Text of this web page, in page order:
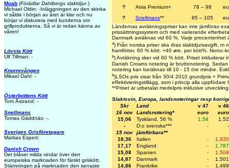
Moab (Förädlar Dahlbergs slaktdjur.)
Michael Oldin: -Inläggningen av den skinka
vi sålde i början av året är klar och nu
börjar vi diskutera med kunderna om
grillprodukterna. Så vi är redan känna av
våren!
Lövsta Kött
Ulf Tillman: -
Knorrevången
Mikael Dahl: -
Österbottens Kött
Tom Åstrand: -
Snellmans
Tomas Gäddnäs: -.
Sveriges Grisföretagare
Mattias Espert:
Danish Crown
Det blåser milda vindar över den
europeiska marknaden för färskt griskött.
Stämningen på marknaden den senaste
? Atria Premium+ 78 – 98
?
Snellmans** 85 – 105
Ländernas avräkningspriser kan inte jämföras
prissättningssystem och med varierande
Danmark avräknas vid 60 %. Varje procentenhet
a) Från norska priser ska dras slaktdjursavgift, m
framfötter. 60 % kött. +40 øre. per kött%. Noroc-
b) Avräkning sker vid 60 % kött. Priset inkluderar
Danish Crowns notering är bruttonotering.
notering kan beräknas till 10 - 15 öre mindre.
b)LSOs pris visar från 30/4 2010 grundpris +
effektivieringstillägg, som i princip alla uppfödare
**Priset är utbetalat medelpris inklusive
Slaktsvin, Europa, landsnoteringar resp
Skr
Land v 47
v 46
16 nov
Landsnotering* euro
euro
15,06
Tyskland, 56 % 1,54
1,52
-
D:o svenska*** -
-
15 nov
jämförbara**
18,36
Italien -
1,835
17,17
England -
1,787
15,08
Spanien -
1,508
14,87
Danmark -
1,501
14,86
Frankrike -
1,499